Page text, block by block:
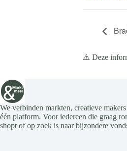
⚠️ Deze
We verbinden markten, creatieve
één platform. Voor iedereen die graag
shopt of op zoek is naar bijzondere